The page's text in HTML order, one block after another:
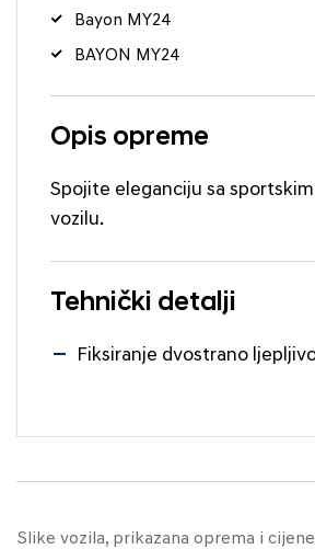
Bayon MY24
BAYON MY24
Opis opreme
Spojite eleganciju sa
vozilu.
Tehnički detalji
Fiksiranje dvostrano
Slike vozila, prikazana oprema i